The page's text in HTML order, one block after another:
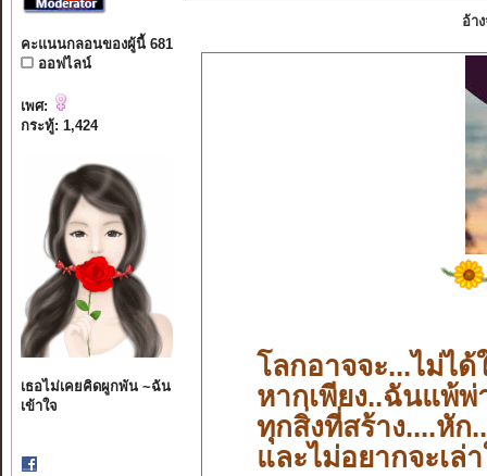
คะแนนกลอนของผู้นี้ 681
ออฟไลน์
เพศ:
กระทู้: 1,424
เธอไม่เคยคิดผูกพัน ~ฉัน
เข้าใจ
อ้า
โลกอาจจะ...ไม่ได้
หากเพียง..ฉันแพ้พ่
ทุกสิ่งที่สร้าง....หัก
และไม่อยากจะเล่